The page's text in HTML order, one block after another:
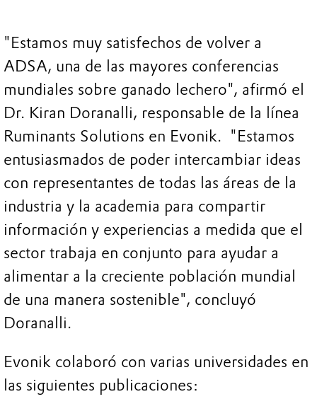
"Estamos muy satisfechos de volver a
ADSA, una de las mayores conferencias
mundiales sobre ganado lechero", afirmó el
Dr. Kiran Doranalli, responsable de la línea
Ruminants Solutions en Evonik. "Estamos
entusiasmados de poder intercambiar ideas
con representantes de todas las áreas de la
industria y la academia para compartir
información y experiencias a medida que el
sector trabaja en conjunto para ayudar a
alimentar a la creciente población mundial
de una manera sostenible", concluyó
Doranalli.
Evonik colaboró con varias universidades en
las siguientes publicaciones: